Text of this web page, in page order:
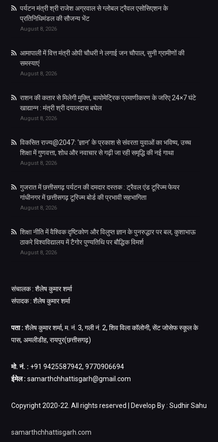
पर्यटन मंत्री श्री राजेश अग्रवाल से ग्लोबल ट्रैवल एसोसिएशन के
प्रतिनिधिमंडल की सौजन्य भेंट
August 8, 2026
आमापाली में वित्त मंत्री ओपी चौधरी ने लगाई जन चौपाल, सुनी ग्रामीणों की
समस्याएं
August 8, 2026
राशन की कतार से मिलेगी मुक्ति, बायोमेट्रिक प्रमाणीकरण के जरिए 24×7 घंटे
खाद्यान्न : मंत्री श्री दयालदास बघेल
August 8, 2026
विकसित राज्य@2047: ‘ज्ञान’ के प्रकाश से संवरता युवाओं का भविष्य, उच्च
शिक्षा में गुणवत्ता, शोध और नवाचार से गढ़ी जा रही समृद्धि की नई गाथा
August 8, 2026
गुजरात में छत्तीसगढ़ पर्यटन की दमदार दस्तक : ट्रैवल एंड टूरिज्म फेयर
गांधीनगर में छत्तीसगढ़ टूरिज्म बोर्ड की प्रभावी सहभागिता
August 8, 2026
शिक्षा नीति में वैश्विक दृष्टिकोण और विलुप्त ज्ञान के पुनरुद्धार पर बल, कुशाभाऊ
ठाकरे विश्वविद्यालय में टैगोर पुण्यतिथि पर बौद्धिक विमर्श
August 8, 2026
संचालक : शैलेष कुमार शर्मा
संपादक : शैलेष कुमार शर्मा
पता : शैलेष कुमार शर्मा, म. नं. 3, गली नं. 2, शिव विला कॉलोनी, सेंट जोसेफ स्कूल के
पास, अमलीडीह, रायपुर(छत्तीसगढ़)
मो. नं. : +91 9425587942, 9770906694
ईमेल : samarthchhattisgarh@gmail.com
Copyright 2020-22. All rights reserved | Develop By : Sudhir Sahu
samarthchhattisgarh.com